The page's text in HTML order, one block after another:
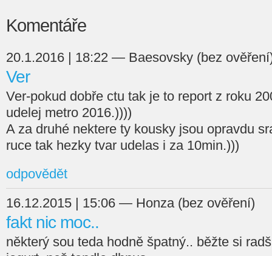
Komentáře
20.1.2016 | 18:22 — Baesovsky (bez
Ver
Ver-pokud dobře ctu tak je to report z roku
udelej metro 2016.))))
A za druhé nektere ty kousky jsou opravdu
ruce tak hezky tvar udelas i za 10min.)))
odpovědět
16.12.2015 | 15:06 — Honza (bez ověření)
fakt nic moc..
některý sou teda hodně špatný.. běžte si